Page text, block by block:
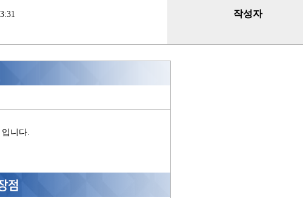
작성자
니다